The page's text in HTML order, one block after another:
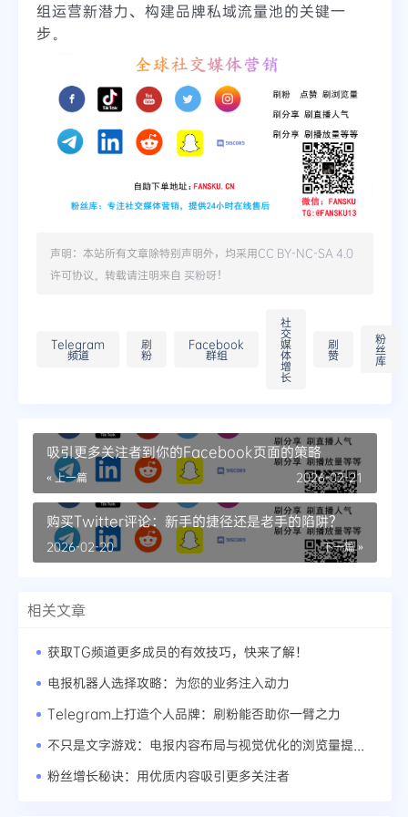
组运营新潜力、构建品牌私域流量池的关键一
步。
声明：本站所有文章除特别声明外，均采用CC BY-NC-SA 4.0
许可协议。转载请注明来自 买粉呀！
Telegram
频道
刷
粉
Facebook
群组
社
交
媒
体
增
长
刷
赞
粉
丝
库
吸引更多关注者到你的Facebook页面的策略
« 上一篇 2026-02-21
购买Twitter评论：新手的捷径还是老手的陷阱？
下一篇 »
2026-02-20
相关文章
获取TG频道更多成员的有效技巧，快来了解！
电报机器人选择攻略：为您的业务注入动力
Telegram上打造个人品牌：刷粉能否助你一臂之力
粉丝增长秘诀：用优质内容吸引更多关注者